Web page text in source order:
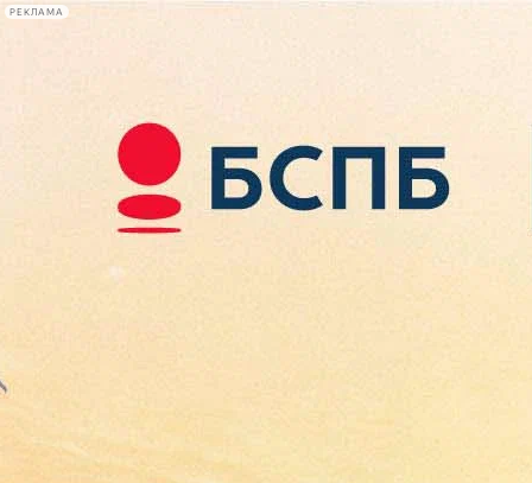
РЕКЛАМА
Сегодня:
2026.08.09
11:42
Афиша Plus